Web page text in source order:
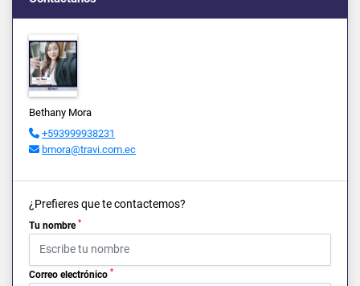
Bethany Mora
+593999938231
bmora@travi.com.ec
¿Prefieres que te contactemos?
Tu nombre *
Correo electrónico *